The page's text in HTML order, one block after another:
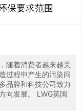
保要求范围
随着消费者越来越关
过程中产生的污染问
品牌和科技公司致力
向发展。 LWG英国